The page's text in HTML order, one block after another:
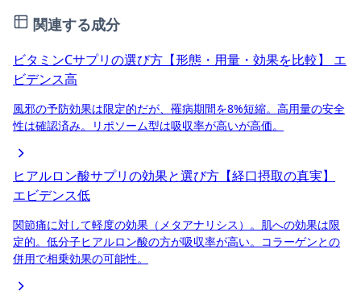
関連する成分
ビタミンCサプリの選び方【形態・用量・効果を比較】
エ
ビデンス高
風邪の予防効果は限定的だが、罹病期間を8%短縮。高用量の安全
性は確認済み。リポソーム型は吸収率が高いが高価。
ヒアルロン酸サプリの効果と選び方【経口摂取の真実】
エビデンス低
関節痛に対して軽度の効果（メタアナリシス）。肌への効果は限
定的。低分子ヒアルロン酸の方が吸収率が高い。コラーゲンとの
併用で相乗効果の可能性。